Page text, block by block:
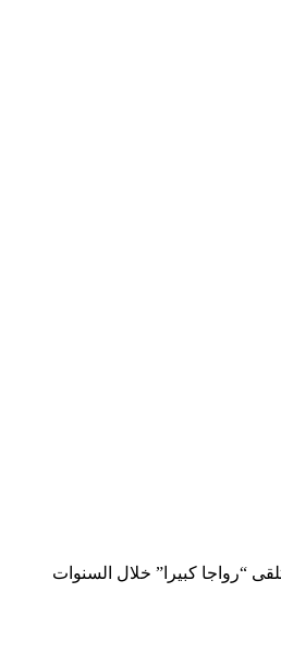
من الخارج والتي أصبحت تلقى “رواجا كبيرا” خلال السنوات